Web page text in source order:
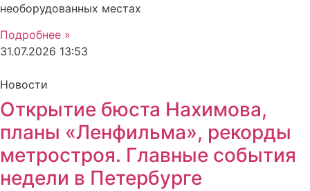
необорудованных местах
Подробнее »
31.07.2026 13:53
Новости
Открытие бюста Нахимова,
планы «Ленфильма», рекорды
метростроя. Главные события
недели в Петербурге